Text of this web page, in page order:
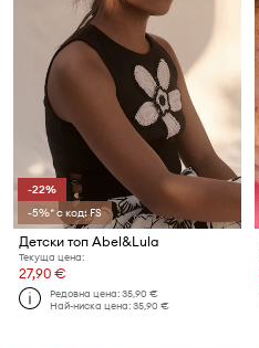
-22%
-5%* с код: FS
Детски топ Abel&Lula
Текуща цена:
27,90 €
Редовна цена:35,90 €
Най-ниска цена:35,90 €